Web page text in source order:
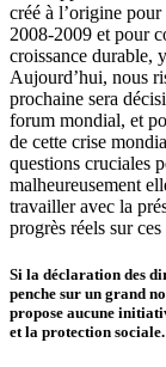
créé à l’origine
2008-2009 et pour
croissance durable,
Aujourd’hui, nous
prochaine sera
forum mondial, et
de cette crise
questions cruciales
malheureusement
travailler avec la
progrès réels sur
Si la déclaration des
penche sur un grand
propose aucune
et la protection sociale.